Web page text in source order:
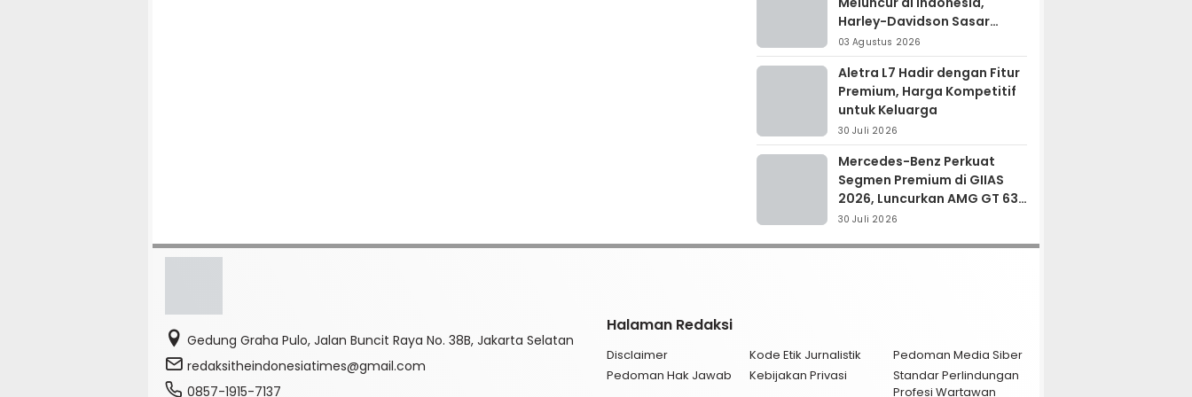
Harley-Davidson Sasar
Kolektor Motor Premium
03 Agustus 2026
Aletra L7 Hadir dengan Fitur
Premium, Harga Kompetitif
untuk Keluarga
30 Juli 2026
Mercedes-Benz Perkuat
Segmen Premium di GIIAS
2026, Luncurkan AMG GT 63
PRO dan GLC 200
30 Juli 2026
Gedung Graha Pulo, Jalan Buncit Raya No. 38B, Jakarta Selatan
redaksitheindonesiatimes@gmail.com
0857-1915-7137
Halaman Redaksi
Disclaimer Kode Etik Jurnalistik
Pedoman Media Siber
Pedoman Hak Jawab
Kebijakan Privasi
Standar Perlindungan
Profesi Wartawan